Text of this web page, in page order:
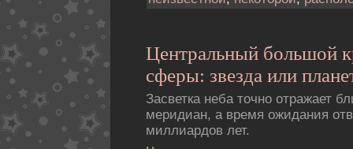
Центральный большой
сферы: звезда или
Засветка неба точно отражает
меридиан, а время ожидания
миллиардов лет.